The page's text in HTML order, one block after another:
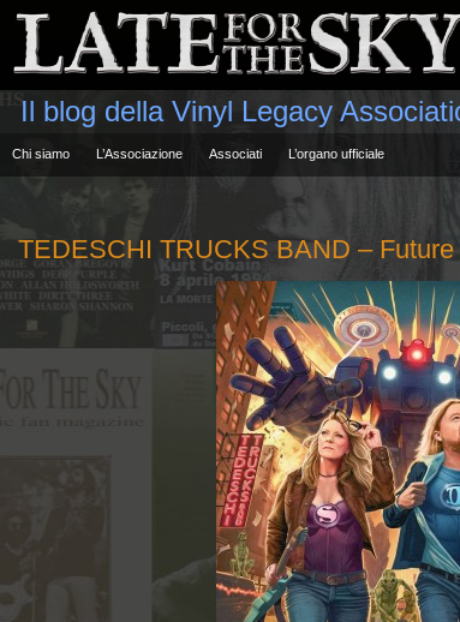
Il blog della Vinyl Legacy
Chi siamo L’Associazione Associati L’organo ufficiale
TEDESCHI TRUCKS BAND – Future